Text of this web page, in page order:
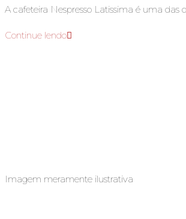
A cafeteira Nespresso Latissima é uma
Continue lendo
Imagem meramente ilustrativa